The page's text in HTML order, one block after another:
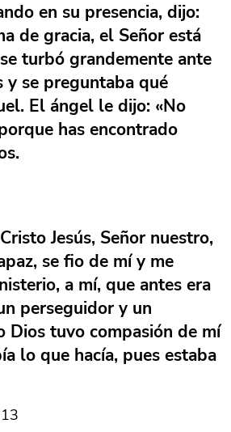
en su presencia, dijo:
de gracia, el Señor está
turbó grandemente ante
y se preguntaba qué
El ángel le dijo: «No
has encontrado
Jesús, Señor nuestro,
se fio de mí y me
a mí, que antes era
perseguidor y un
Dios tuvo compasión de mí
lo que hacía, pues estaba